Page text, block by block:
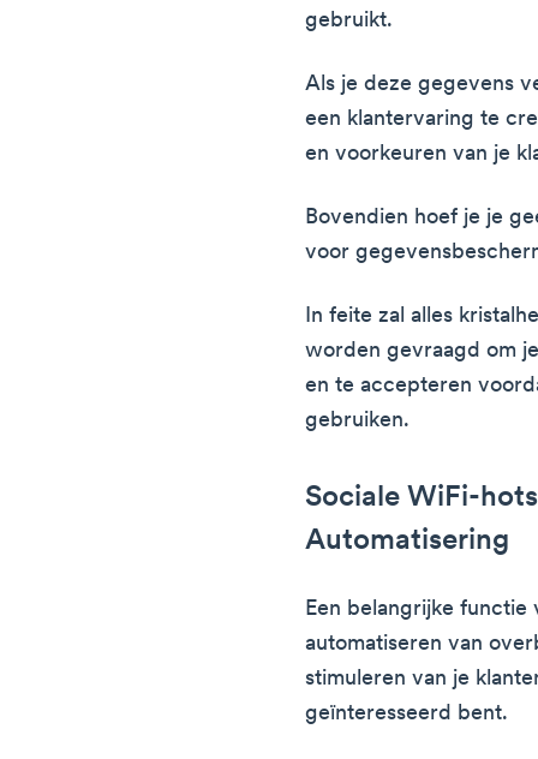
gebruikt.
Als je deze gegevens
een klantervaring te
en voorkeuren van je
Bovendien hoef je je
voor
In feite zal alles
worden gevraagd om
en te accepteren
gebruiken.
Sociale WiFi-
Automatisering
Een belangrijke functie
automatiseren van
stimuleren van je
geïnteresseerd bent.